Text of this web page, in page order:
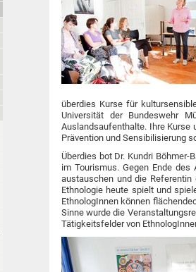
überdies Kurse für
Universität der Bundeswehr
Auslandsaufenthalte. Ihre Kurse
Prävention und Sensibilisierung
Überdies bot Dr. Kundri
im Tourismus. Gegen Ende
austauschen und die
Ethnologie heute spielt und
EthnologInnen können
Sinne wurde die
Tätigkeitsfelder von